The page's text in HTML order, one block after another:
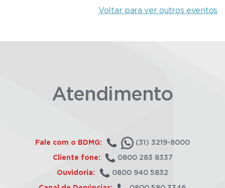
Voltar para ver outros eventos
Atendimento
Fale com o BDMG: (31) 3219-8000
Cliente fone: 0800 283 8337
Ouvidoria: 0800 940 5832